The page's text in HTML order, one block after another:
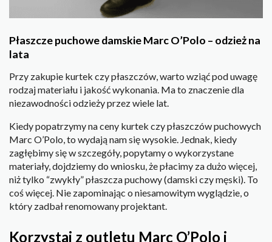
Płaszcze puchowe damskie Marc O’Polo – odzież na
lata
Przy zakupie kurtek czy płaszczów, warto wziąć pod uwagę
rodzaj materiału i jakość wykonania. Ma to znaczenie dla
niezawodności odzieży przez wiele lat.
Kiedy popatrzymy na ceny kurtek czy płaszczów puchowych
Marc O’Polo, to wydają nam się wysokie. Jednak, kiedy
zagłębimy się w szczegóły, popytamy o wykorzystane
materiały, dojdziemy do wniosku, że płacimy za dużo więcej,
niż tylko “zwykły” płaszcza puchowy (damski czy męski). To
coś więcej. Nie zapominając o niesamowitym wyglądzie, o
który zadbał renomowany projektant.
Korzystaj z outletu Marc O’Polo i